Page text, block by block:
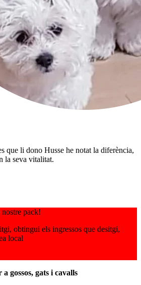
que li dono Husse he notat la diferència,
la seva vitalitat.
nostre pack!
obtingui els ingressos que desitgi,
local
gossos, gats i cavalls